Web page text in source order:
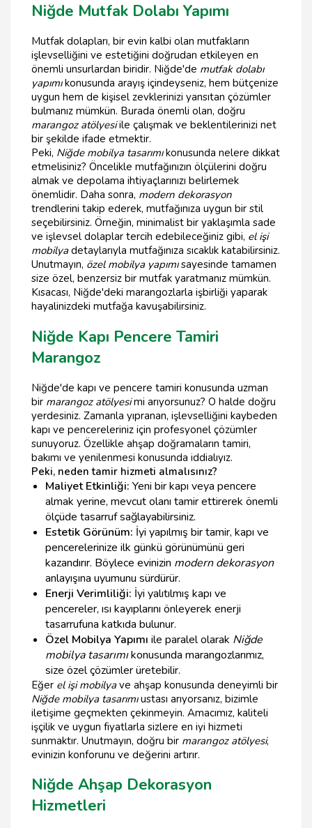
Niğde Mutfak Dolabı Yapımı
Mutfak dolapları, bir evin kalbi olan mutfakların
işlevselliğini ve estetiğini doğrudan etkileyen en
önemli unsurlardan biridir. Niğde'de mutfak dolabı
yapımıkonusunda arayış içindeyseniz, hem bütçenize
uygun hem de kişisel zevklerinizi yansıtan çözümler
bulmanız mümkün. Burada önemli olan, doğru
marangoz atölyesiile çalışmak ve beklentilerinizi net
bir şekilde ifade etmektir.
Peki, Niğde mobilya tasarımıkonusunda nelere dikkat
etmelisiniz? Öncelikle mutfağınızın ölçülerini doğru
almak ve depolama ihtiyaçlarınızı belirlemek
önemlidir. Daha sonra, modern dekorasyon
trendlerini takip ederek, mutfağınıza uygun bir stil
seçebilirsiniz. Örneğin, minimalist bir yaklaşımla sade
ve işlevsel dolaplar tercih edebileceğiniz gibi, el işi
mobilyadetaylarıyla mutfağınıza sıcaklık katabilirsiniz.
Unutmayın, özel mobilya yapımısayesinde tamamen
size özel, benzersiz bir mutfak yaratmanız mümkün.
Kısacası, Niğde'deki marangozlarla işbirliği yaparak
hayalinizdeki mutfağa kavuşabilirsiniz.
Niğde Kapı Pencere Tamiri
Marangoz
Niğde'de kapı ve pencere tamiri konusunda uzman
bir marangoz atölyesimi arıyorsunuz? O halde doğru
yerdesiniz. Zamanla yıpranan, işlevselliğini kaybeden
kapı ve pencereleriniz için profesyonel çözümler
sunuyoruz. Özellikle ahşap doğramaların tamiri,
bakımı ve yenilenmesi konusunda iddialıyız.
Peki, neden tamir hizmeti almalısınız?
Maliyet Etkinliği: Yeni bir kapı veya pencere
almak yerine, mevcut olanı tamir ettirerek önemli
ölçüde tasarruf sağlayabilirsiniz.
Estetik Görünüm: İyi yapılmış bir tamir, kapı ve
pencerelerinize ilk günkü görünümünü geri
kazandırır. Böylece evinizin modern dekorasyon
anlayışına uyumunu sürdürür.
Enerji Verimliliği: İyi yalıtılmış kapı ve
pencereler, ısı kayıplarını önleyerek enerji
tasarrufuna katkıda bulunur.
Özel Mobilya Yapımı ile paralel olarak Niğde
mobilya tasarımıkonusunda marangozlarımız,
size özel çözümler üretebilir.
Eğer el işi mobilyave ahşap konusunda deneyimli bir
Niğde mobilya tasarımıustası arıyorsanız, bizimle
iletişime geçmekten çekinmeyin. Amacımız, kaliteli
işçilik ve uygun fiyatlarla sizlere en iyi hizmeti
sunmaktır. Unutmayın, doğru bir marangoz atölyesi,
evinizin konforunu ve değerini artırır.
Niğde Ahşap Dekorasyon
Hizmetleri